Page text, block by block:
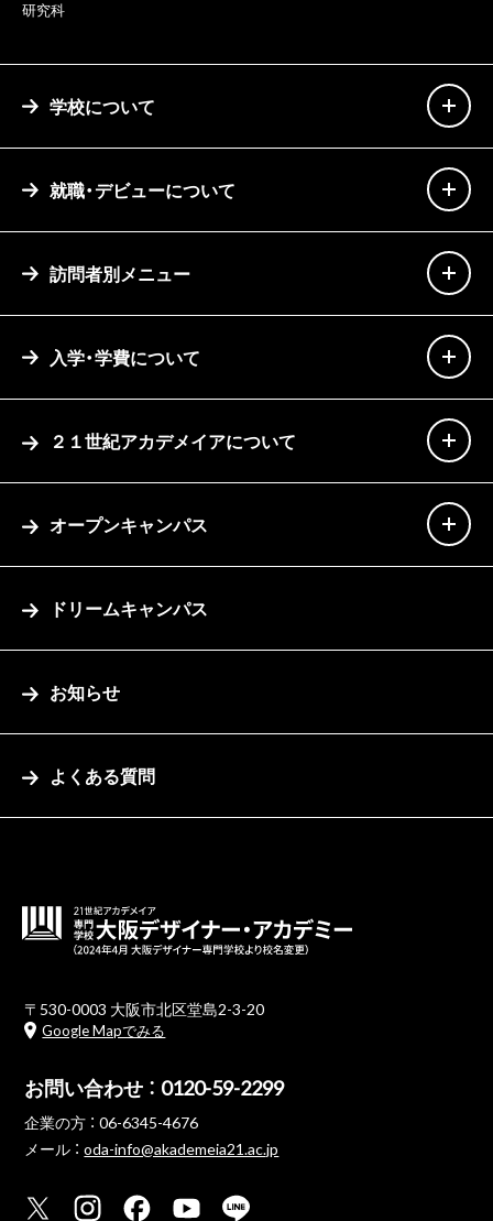
研究科
学校について
就職・デビューについて
訪問者別メニュー
入学・学費について
２１世紀アカデメイアについて
オープンキャンパス
ドリームキャンパス
お知らせ
よくある質問
〒530-0003 大阪市北区堂島2-3-20
Google Mapでみる
お問い合わせ ： 0120-59-2299
企業の方 ： 06-6345-4676
メール ：oda-info@akademeia21.ac.jp